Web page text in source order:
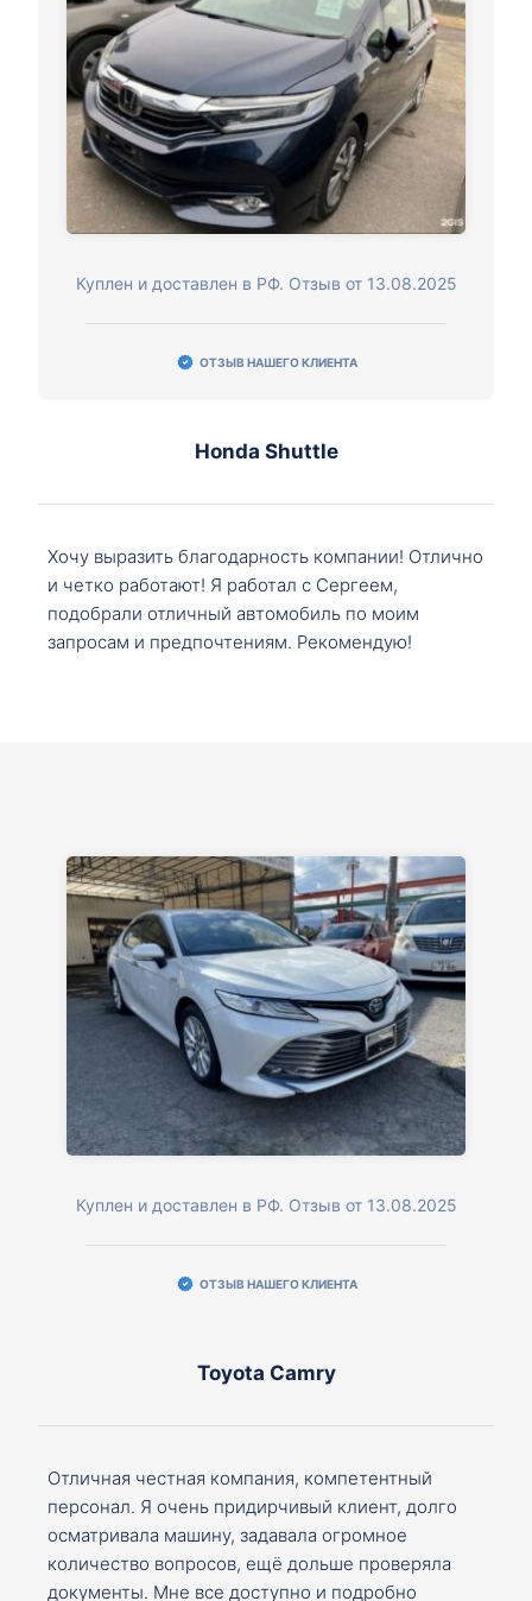
Куплен и доставлен в РФ. Отзыв от 13.08.2025
ОТЗЫВ НАШЕГО КЛИЕНТА
Honda Shuttle
Хочу выразить благодарность компании! Отлично
и четко работают! Я работал с Сергеем,
подобрали отличный автомобиль по моим
запросам и предпочтениям. Рекомендую!
Куплен и доставлен в РФ. Отзыв от 13.08.2025
ОТЗЫВ НАШЕГО КЛИЕНТА
Toyota Camry
Отличная честная компания, компетентный
персонал. Я очень придирчивый клиент, долго
осматривала машину, задавала огромное
количество вопросов, ещё дольше проверяла
документы. Мне все доступно и подробно